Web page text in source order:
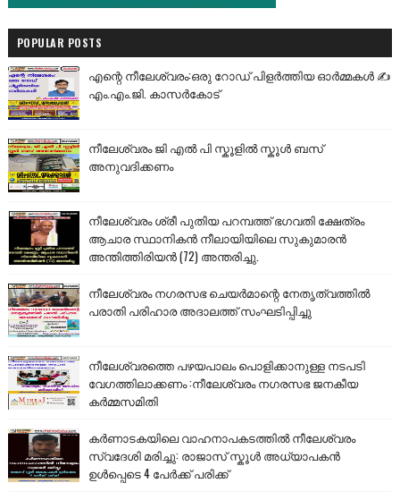
POPULAR POSTS
എന്റെ നീലേശ്വരം:ഒരു റോഡ് പിളർത്തിയ ഓർമ്മകൾ ✍️
എം.എം.ജി. കാസർകോട്
നീലേശ്വരം ജി എൽ പി സ്കൂളിൽ സ്കൂൾ ബസ്
അനുവദിക്കണം
നീലേശ്വരം ശ്രീ പുതിയ പറമ്പത്ത് ഭഗവതി ക്ഷേത്രം
ആചാര സ്ഥാനികൻ നീലായിയിലെ സുകുമാരൻ
അന്തിത്തിരിയൻ (72) അന്തരിച്ചു.
നീലേശ്വരം നഗരസഭ ചെയർമാന്റെ നേതൃത്വത്തിൽ
പരാതി പരിഹാര അദാലത്ത് സംഘടിപ്പിച്ചു
നീലേശ്വരത്തെ പഴയപാലം പൊളിക്കാനുള്ള നടപടി
വേഗത്തിലാക്കണം :നീലേശ്വരം നഗരസഭ ജനകീയ
കർമ്മസമിതി
കർണാടകയിലെ വാഹനാപകടത്തിൽ നീലേശ്വരം
സ്വദേശി മരിച്ചു: രാജാസ് സ്കൂൾ അധ്യാപകൻ
ഉൾപ്പെടെ 4 പേർക്ക് പരിക്ക്